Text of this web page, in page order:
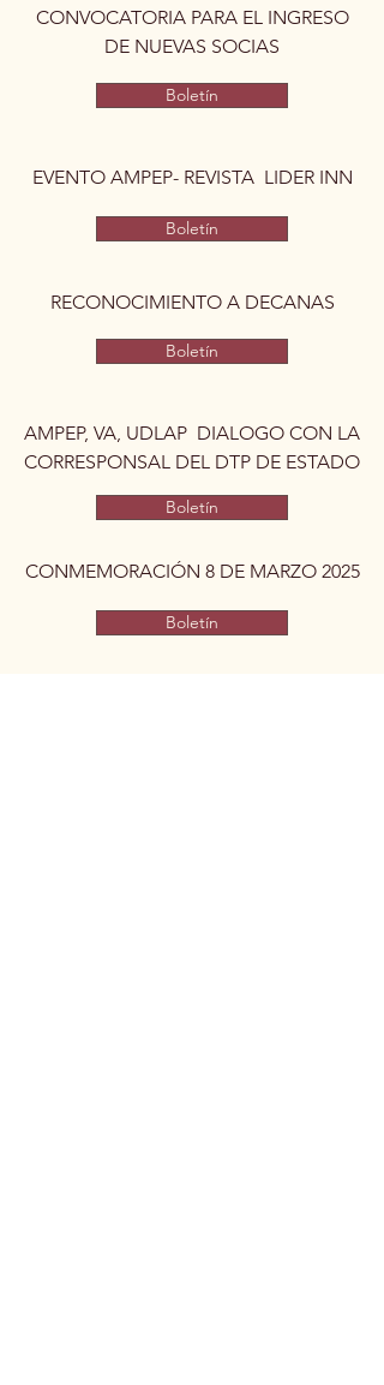
CONVOCATORIA PARA EL INGRESO
DE NUEVAS SOCIAS
Boletín
EVENTO AMPEP- REVISTA LIDER INN
Boletín
RECONOCIMIENTO A DECANAS
Boletín
AMPEP, VA, UDLAP DIALOGO CON LA
CORRESPONSAL DEL DTP DE ESTADO
Boletín
CONMEMORACIÓN 8 DE MARZO 2025
Boletín